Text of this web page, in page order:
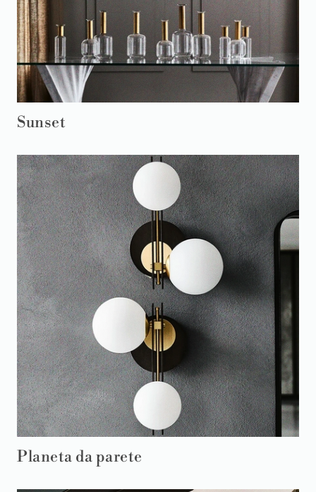
Sunset
Planeta da parete